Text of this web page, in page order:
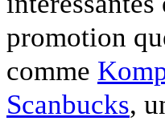
promotion
comme
Scanbucks,